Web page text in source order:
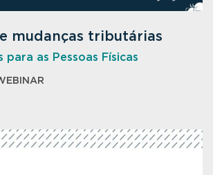
mudanças tributárias
para as Pessoas Físicas